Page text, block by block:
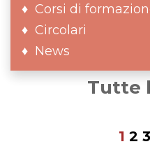
Corsi di
Circolari
News
Tutte
1 2 3